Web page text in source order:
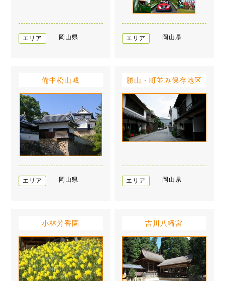
エリア 岡山県 エリア 岡山県
備中松山城
エリア 岡山県
勝山・町並み保存地区
エリア 岡山県
小林芳香園 吉川八幡宮